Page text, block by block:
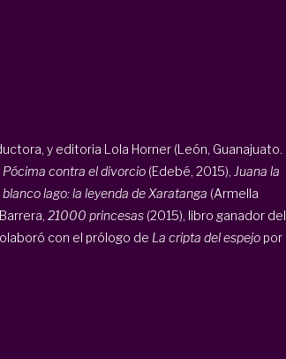
y editoria Lola Horner (León, Guanajuato.
Pócima contra el divorcio(Edebé, 2015), Juana la
lago: la leyenda de Xaratanga (Armella
21000 princesas(2015), libro ganador del
con el prólogo de La cripta del espejo por